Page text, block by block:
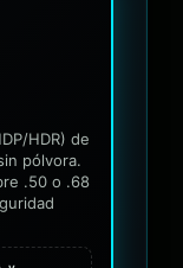
HDR) de
pólvora.
.50 o .68